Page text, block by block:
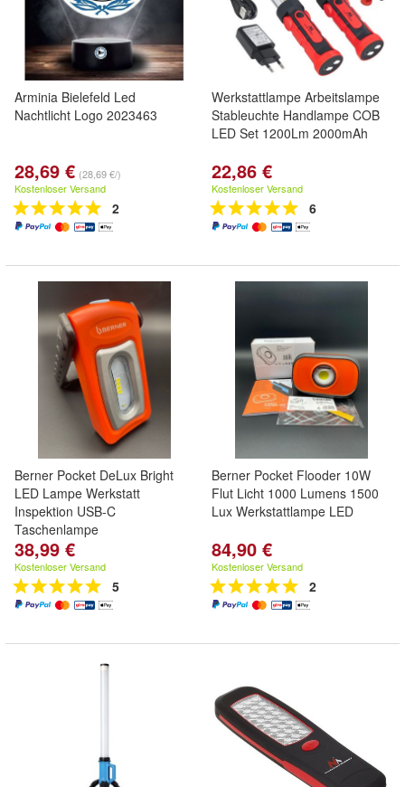
Arminia Bielefeld Led
Nachtlicht Logo 2023463
28,69 € (28,69 €/)
Kostenloser Versand
2
Werkstattlampe Arbeitslampe
Stableuchte Handlampe COB
LED Set 1200Lm 2000mAh
22,86 €
Kostenloser Versand
6
Berner Pocket DeLux Bright
LED Lampe Werkstatt
Inspektion USB-C
Taschenlampe
38,99 €
Kostenloser Versand
5
Berner Pocket Flooder 10W
Flut Licht 1000 Lumens 1500
Lux Werkstattlampe LED
84,90 €
Kostenloser Versand
2